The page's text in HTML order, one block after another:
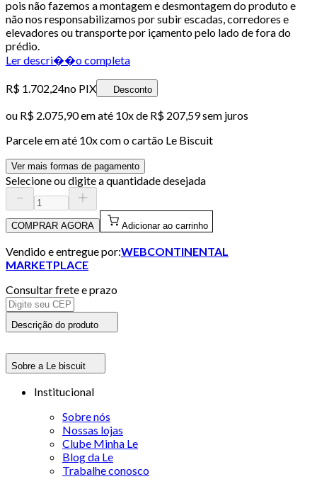
pois não fazemos a montagem e desmontagem do produto e
não nos responsabilizamos por subir escadas, corredores e
elevadores ou transporte por içamento pelo lado de fora do
prédio.
Ler descri��o completa
R$ 1.702,24no PIX Desconto
ou R$ 2.075,90em até 10x de R$ 207,59 sem juros
Parcele em até 10x com o cartão Le Biscuit
Ver mais formas de pagamento
Selecione ou digite a quantidade desejada
COMPRAR AGORA Adicionar ao carrinho
Vendido e entregue por:WEBCONTINENTAL
MARKETPLACE
Consultar frete e prazo
Descrição do produto
Sobre a Le biscuit
Institucional
Sobre nós
Nossas lojas
Clube Minha Le
Blog da Le
Trabalhe conosco